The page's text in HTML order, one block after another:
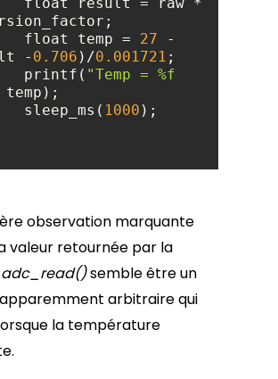
        float temp =
27 -
- 0.706 )/0.001721
        printf(
"Temp = %f
        sleep_ms(
1000
observation marquante
valeur retournée par la
adc_read()semble être un
arbitraire qui
la température